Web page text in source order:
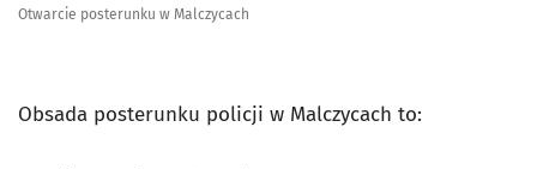
Otwarcie posterunku w Malczycach
Obsada posterunku policji w Malczycach to: